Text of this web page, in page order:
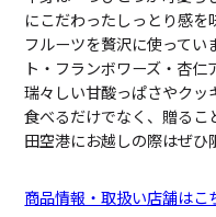
にこだわったしっとり感
フルーツを贅沢に使ってい
ト・フランボワーズ・杏
瑞々しい甘酸っぱさやクッ
食べるだけでなく、贈るこ
田空港にお越しの際はぜひ
商品情報・取扱い店舗はこ